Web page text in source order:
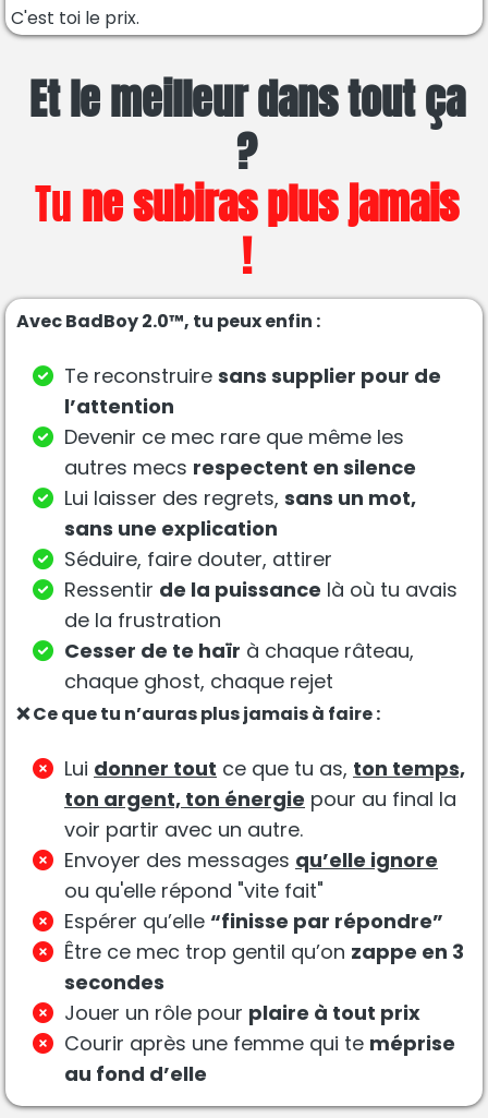
C'est toi le prix.
Et le meilleur dans tout ça
?
Tune subiras plus jamais
!
Avec BadBoy 2.0™, tu peux enfin :
Te reconstruire sans supplier pour de
l’attention
Devenir ce mec rare que même les
autres mecs respectent en silence
Lui laisser des regrets, sans un mot,
sans une explication
Séduire, faire douter, attirer
Ressentir de la puissance là où tu avais
de la frustration
Cesser de te haïr à chaque râteau,
chaque ghost, chaque rejet
❌ Ce que tu n’auras plus jamais à faire :
Lui donner tout ce que tu as, ton temps,
ton argent, ton énergie pour au final la
voir partir avec un autre.
Envoyer des messages qu’elle ignore
ou qu'elle répond "vite fait"
Espérer qu’elle “finisse par répondre”
Être ce mec trop gentil qu’on zappe en 3
secondes
Jouer un rôle pour plaire à tout prix
Courir après une femme qui te méprise
au fond d’elle